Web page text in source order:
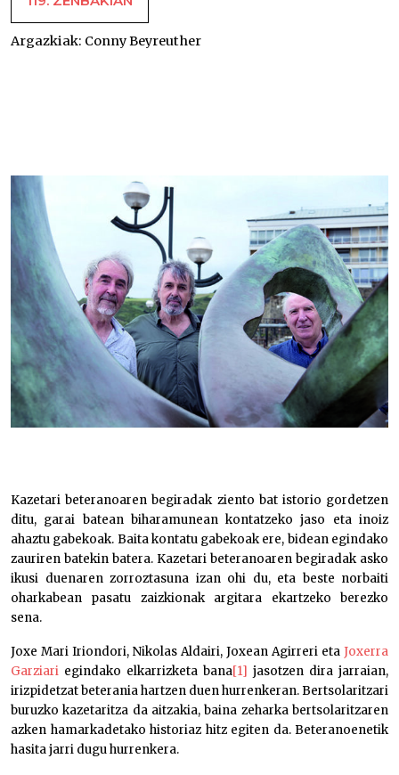
Argazkiak: Conny Beyreuther
Kazetari beteranoaren begiradak ziento bat istorio gordetzen
ditu, garai batean biharamunean kontatzeko jaso eta inoiz
ahaztu gabekoak. Baita kontatu gabekoak ere, bidean egindako
zauriren batekin batera. Kazetari beteranoaren begiradak asko
ikusi duenaren zorroztasuna izan ohi du, eta beste norbaiti
oharkabean pasatu zaizkionak argitara ekartzeko berezko
sena.
Joxe Mari Iriondori, Nikolas Aldairi, Joxean Agirreri eta Joxerra
Garziari egindako elkarrizketa bana[1] jasotzen dira jarraian,
irizpidetzat beterania hartzen duen hurrenkeran. Bertsolaritzari
buruzko kazetaritza da aitzakia, baina zeharka bertsolaritzaren
azken hamarkadetako historiaz hitz egiten da. Beteranoenetik
hasita jarri dugu hurrenkera.